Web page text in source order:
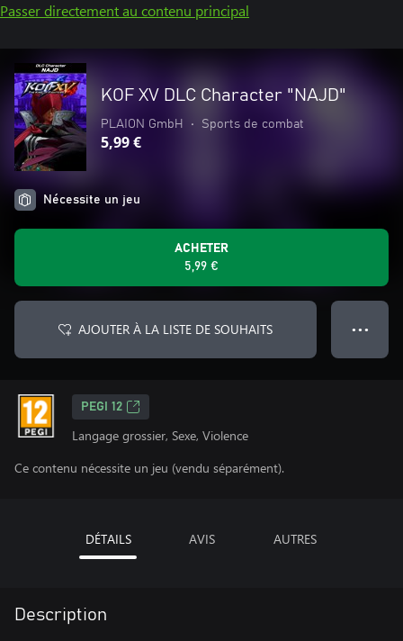
Passer directement au contenu principal
KOF XV DLC Character "NAJD"
PLAION GmbH • Sports de combat
5,99 €
Nécessite un jeu
ACHETER
5,99 €
AJOUTER À LA LISTE DE SOUHAITS ● ● ●
PEGI 12
Langage grossier, Sexe, Violence
Ce contenu nécessite un jeu (vendu séparément).
DÉTAILS AVIS AUTRES
Description